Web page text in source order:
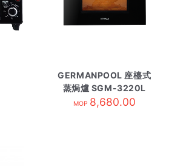
GERMANPOOL 座檯式
蒸焗爐 SGM-3220L
MOP 8,680.00